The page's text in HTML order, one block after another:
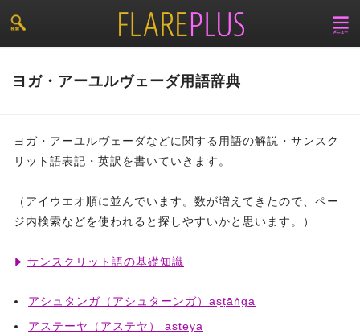
ヨガ・アーユルヴェーダ用語辞典
ヨガ・アーユルヴェーダなどに関する用語の解説・サンスク
リット語表記・英訳を書いていきます。
（アイウエオ順に並んでいます。数が増えてきたので、ペー
ジ内検索などを使われると探しやすいかと思います。）
サンスクリット語の基礎知識
アシュタンガ（アシュターンガ）aṣṭāṅga
アステーヤ（アステヤ） asteya